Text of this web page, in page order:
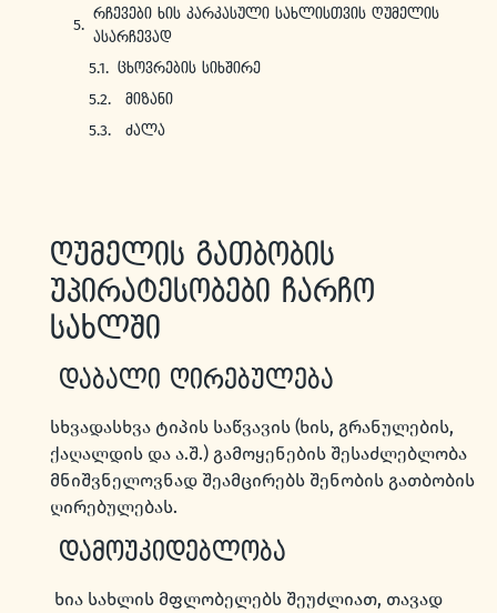
რჩევები ხის კარკასული სახლისთვის ღუმელის
ასარჩევად
ცხოვრების სიხშირე
მიზანი
ძალა
ღუმელის გათბობის
უპირატესობები ჩარჩო
სახლში
დაბალი ღირებულება
სხვადასხვა ტიპის საწვავის (ხის, გრანულების,
ქაღალდის და ა.შ.) გამოყენების შესაძლებლობა
მნიშვნელოვნად შეამცირებს შენობის გათბობის
ღირებულებას.
დამოუკიდებლობა
ხია სახლის მფლობელებს შეუძლიათ, თავად